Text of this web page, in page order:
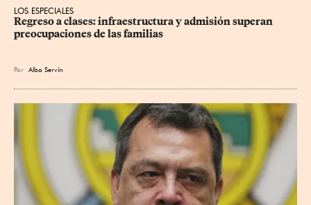
LOS ESPECIALES
Regreso a clases: infraestructura y admisión superan
preocupaciones de las familias
Por Alba Servín